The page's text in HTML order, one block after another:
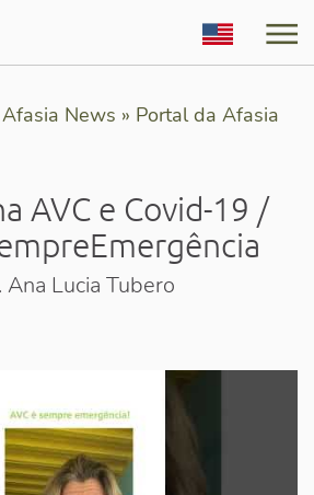
English
Afasia News » Portal da Afasia
AVC e Covid-19 /
Ana Lucia Tubero